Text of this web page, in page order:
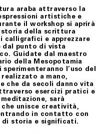
di sostanziale
adoperati con
dovranno essere spediti
di sigilli eventualmente
accessoria.
a carico del Cliente.
del/i prodotti all’atto
stabilito al precedente
dopo aver verificato
Fondazione
loro prezzo, mediante
sulla carta di credito
tempo possibile e,
araba attraverso la
artistiche e
il workshop si aprirà
storia della scrittura
calligrafici e apprezzare
dal punto di vista
Guidate dal maestro
della Mesopotamia
l’uso del
a mano,
che da secoli danno vita
esercizi pratici e
sarà
che unisce creatività,
in contatto con
di storia e significati.